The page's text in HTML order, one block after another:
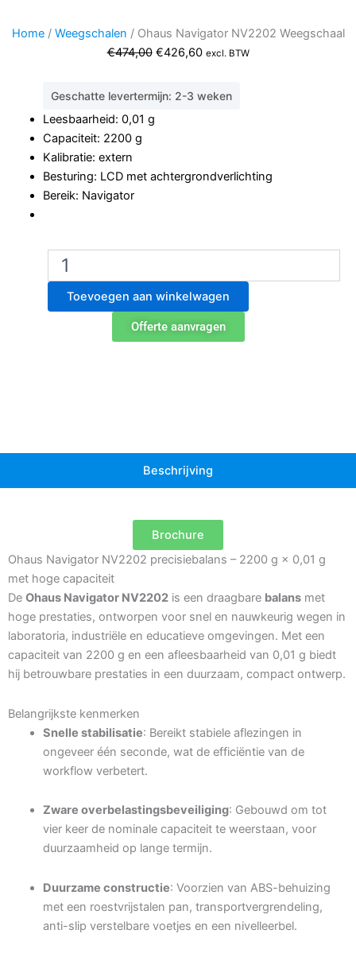
Home/ Weegschalen / Ohaus Navigator NV2202 Weegschaal
€474,00 Oorspronkelijke
was:
€426,60Huidige
excl. BTW
Geschatte levertermijn: 2-3 weken
Leesbaarheid: 0,01 g
Capaciteit: 2200 g
Kalibratie: extern
Besturing: LCD met achtergrondverlichting
Bereik: Navigator
Ohaus
Navigator
NV2202
Weegschaal
Toevoegen aan winkelwagen
Offerte aanvragen
Beschrijving
Brochure
Ohaus Navigator NV2202 precisiebalans – 2200 g × 0,01 g
met hoge capaciteit
De Ohaus Navigator NV2202 is een draagbare balans met
hoge prestaties, ontworpen voor snel en nauwkeurig wegen in
laboratoria, industriële en educatieve omgevingen. Met een
capaciteit van 2200 g en een afleesbaarheid van 0,01 g biedt
hij betrouwbare prestaties in een duurzaam, compact ontwerp.
Belangrijkste kenmerken
Snelle stabilisatie: Bereikt stabiele aflezingen in
ongeveer één seconde, wat de efficiëntie van de
workflow verbetert.
Zware overbelastingsbeveiliging: Gebouwd om tot
vier keer de nominale capaciteit te weerstaan, voor
duurzaamheid op lange termijn.
Duurzame constructie: Voorzien van ABS-behuizing
met een roestvrijstalen pan, transportvergrendeling,
anti-slip verstelbare voetjes en een nivelleerbel.